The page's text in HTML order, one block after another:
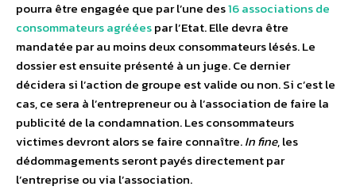
pourra être engagée que par l’une des16 associations de
consommateurs agrééespar l’Etat. Elle devra être
mandatée par au moins deux consommateurs lésés. Le
dossier est ensuite présenté à un juge. Ce dernier
décidera si l’action de groupe est valide ou non. Si c’est le
cas, ce sera à l’entrepreneur ou à l’association de faire la
publicité de la condamnation. Les consommateurs
victimes devront alors se faire connaître.In fine, les
dédommagements seront payés directement par
l’entreprise ou via l’association.